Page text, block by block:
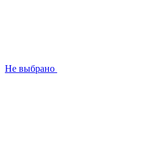
Не выбрано